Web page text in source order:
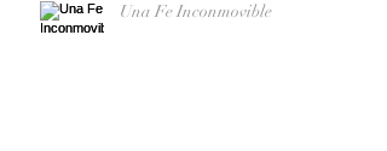
Una Fe Inconmovible